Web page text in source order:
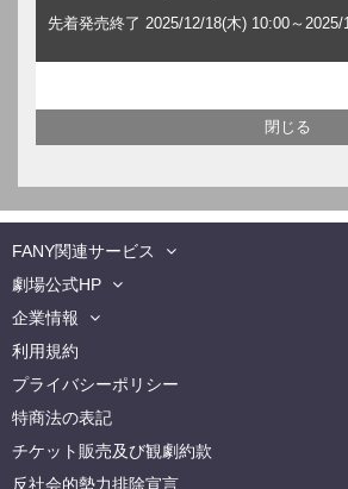
先着発売終了 2025/12/18(木) 10:00～2025/
FANY関連サービス
劇場公式HP
企業情報
利用規約
プライバシーポリシー
特商法の表記
チケット販売及び観劇約款
反社会的勢力排除宣言